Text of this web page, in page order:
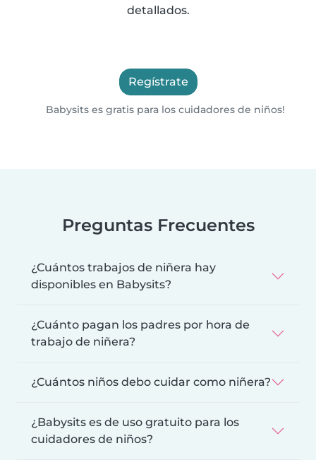
detallados.
Regístrate
Babysits es gratis para los cuidadores de niños!
Preguntas Frecuentes
¿Cuántos trabajos de niñera hay
disponibles en Babysits?
¿Cuánto pagan los padres por hora de
trabajo de niñera?
¿Cuántos niños debo cuidar como niñera?
¿Babysits es de uso gratuito para los
cuidadores de niños?